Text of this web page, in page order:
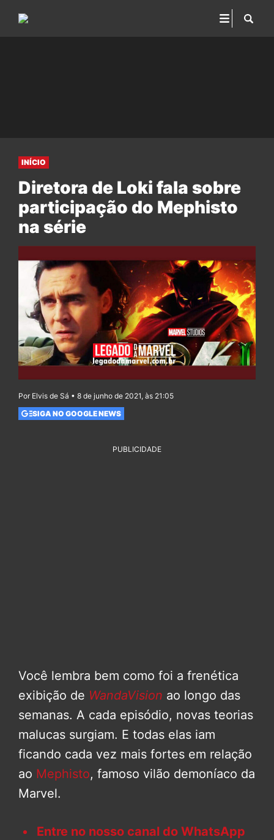
INÍCIO
Diretora de Loki fala sobre
participação do Mephisto
na série
Por Elvis de Sá • 8 de junho de 2021, às 21:05
SIGA NO GOOGLE NEWS
PUBLICIDADE
Você lembra bem como foi a frenética
exibição de WandaVision ao longo das
semanas. A cada episódio, novas teorias
malucas surgiam. E todas elas iam
ficando cada vez mais fortes em relação
ao Mephisto, famoso vilão demoníaco da
Marvel.
Entre no nosso canal do WhatsApp